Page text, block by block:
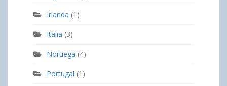
Irlanda (1)
Italia (3)
Noruega (4)
Portugal (1)